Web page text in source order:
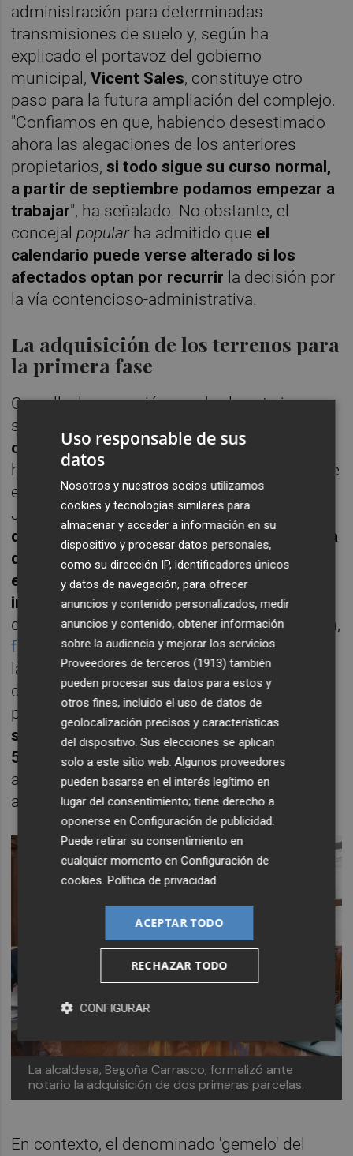
administración para determinadas
transmisiones de suelo y, según ha
explicado el portavoz del gobierno
municipal,Vicent Sales, constituye otro
paso para la futura ampliación del complejo.
"Confiamos en que, habiendo desestimado
ahora las alegaciones de los anteriores
propietarios,si todo sigue su curso normal,
a partir de septiembre podamos empezar a
trabajar", ha señalado. No obstante, el
concejalpopular ha admitido que el
calendario puede verse alterado si los
afectados optan por recurrir la decisión por
la vía contencioso-administrativa.
La adquisición de los terrenos para
la primera fase
Con ello, la operación aprobada este jueves
se suma a
consistorio durante los últimos meses
hacer realidad la ampliación del Chencho. De
esta manera, a finales del pasado año
Junta de Gobierno autorizóla compra de
dos grandes parcelas colindantes por cerca
de 947.600 euros, unos terrenos situados
entre el antiguo cuartel de Tetuán XIV y las
instalaciones existentesque suman cerca
de 27.000 metros cuadrados. La adquisición,
formalizada posteriormente ante notario
la alcaldesa,Begoña Carrasco, permitió
disponer del suelo para la primera fase del
proyecto, que prevéincrementar la
superficie del complejo deportivo en casi
50.000 metros cuadrados, de los que
alrededor de la mitad corresponden a la
actuación inicial.
La alcaldesa, Begoña Carrasco, formalizó ante
notario la adquisición de dos primeras parcelas.
En contexto, el denominado 'gemelo' del
Uso responsable de sus
datos
Nosotros y nuestros socios utilizamos
cookies y tecnologías similares para
almacenar y acceder a información en su
dispositivo y procesar datos personales,
como su dirección IP, identificadores únicos
y datos de navegación, para ofrecer
anuncios y contenido personalizados, medir
anuncios y contenido, obtener información
sobre la audiencia y mejorar los servicios.
Proveedores de terceros (1913) también
pueden procesar sus datos para estos y
otros fines, incluido el uso de datos de
geolocalización precisos y características
del dispositivo. Sus elecciones se aplican
solo a este sitio web. Algunos proveedores
pueden basarse en el interés legítimo en
lugar del consentimiento; tiene derecho a
oponerse enConfiguración de publicidad.
Puede retirar su consentimiento en
cualquier momento enConfiguración de
cookies.Política de privacidad
ACEPTAR TODO
RECHAZAR TODO
CONFIGURAR